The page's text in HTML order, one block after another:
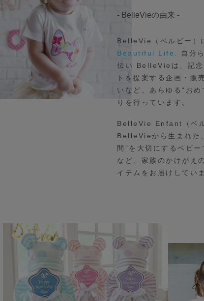
- BelleVieの由来 -
BelleVie（ベルビー）
Beautiful Life.
自分
伝い BelleVieは、記念
トを提案する企画・販
いなど、あらゆる“おめ
りを行っています。
BelleVie Enfant（ベ
BelleVieから生まれた
間”を大切にするベビ
など、家族のかけがえ
イテムをお届けしてい